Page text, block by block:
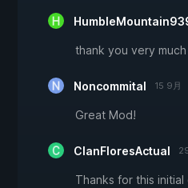
thank you very much
Noncommital 15 9月
Great Mod!
ClanFloresActual
Thanks for this